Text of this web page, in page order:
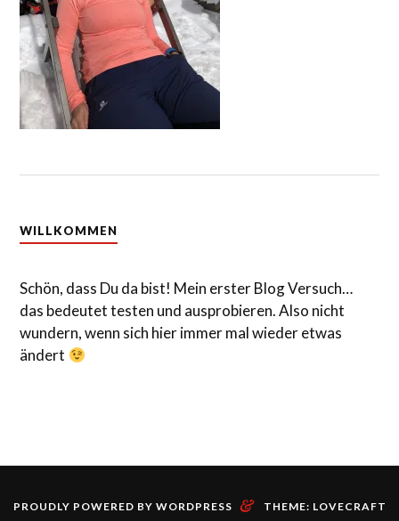
WILLKOMMEN
Schön, dass Du da bist! Mein erster Blog Versuch…
das bedeutet testen und ausprobieren. Also nicht
wundern, wenn sich hier immer mal wieder etwas
ändert
PROUDLY POWERED BY WORDPRESS &
THEME: LOVECRAFT